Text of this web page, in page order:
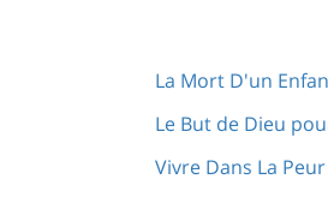
La Mort D'un
Le But de Dieu
Vivre Dans La Peur